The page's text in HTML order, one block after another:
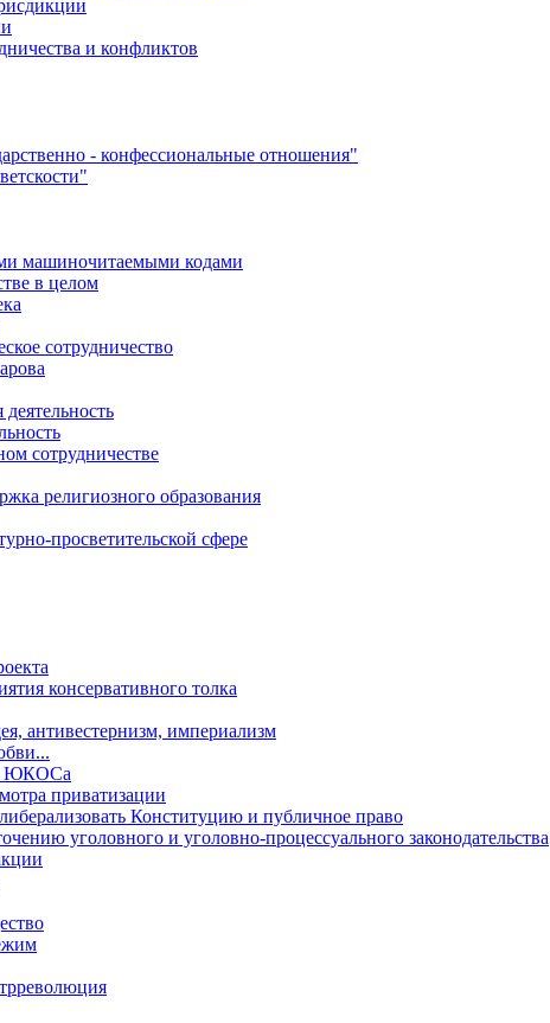
и конфликтов
- конфессиональные отношения"
машиночитаемыми кодами
в целом
сотрудничество
сотрудничестве
религиозного образования
просветительской сфере
консервативного толка
антивестернизм, империализм
ЮКОСа
приватизации
Конституцию и публичное право
уголовного и уголовно-процессуального законодательства